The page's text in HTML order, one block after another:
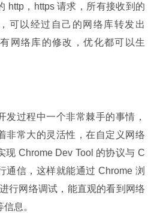
http，https 请求，所有接收到的
可以经过自己的网络库转发出
网络库的修改，优化都可以生
发过程中一个非常棘手的事情，
非常大的灵活性，在自定义网络
现 Chrome Dev Tool 的协议与 C
通信，这样就能通过 Chrome 浏
行网络调试，能直观的看到网络
息。